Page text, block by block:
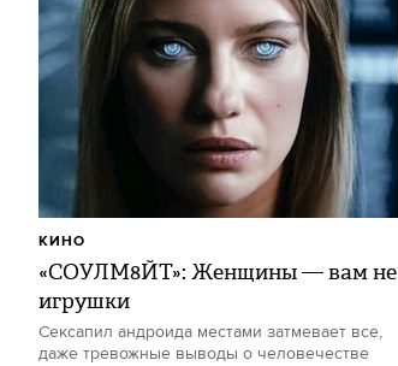
«СОУЛМ8ЙТ»: Женщины — вам не
игрушки
Сексапил андроида местами затмевает все,
даже тревожные выводы о человечестве
КИНО